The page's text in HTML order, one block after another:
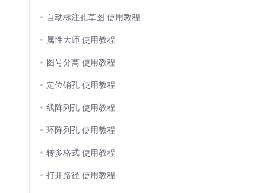
自动标注孔草图 使用教程
属性大师 使用教程
图号分离 使用教程
定位销孔 使用教程
线阵列孔 使用教程
环阵列孔 使用教程
转多格式 使用教程
打开路径 使用教程